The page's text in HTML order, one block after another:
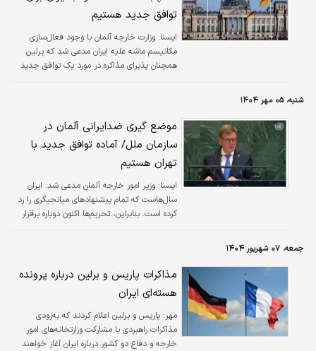
توافق جدید هستیم
ايسنا: وزارت خارجه آلمان با وجود فعال‌سازی
مکانیسم ماشه علیه ایران مدعی شد که برلین
همچنان پذیرای مذاکره در مورد یک توافق جدید
شنبه، ۰۵ مهر ۱۴۰۴
موضع گیری ضدایرانی آلمان در
سازمان ملل/ آماده توافق جدید با
تهران هستیم
ايسنا: وزیر امور خارجه آلمان مدعی شد: ایران
سال‌هاست که تمام پیشنهادهای میانجیگری را رد
کرده است. بنابراین، تحریم‌ها اکنون دوباره برقرار
جمعه، ۰۷ شهریور ۱۴۰۴
مذاکرات پاریس و برلین درباره پرونده
هسته‌ای ایران
مهر: پاریس و برلین اعلام کردند که به‌زودی
مذاکرات راهبردی با مشارکت وزارتخانه‌های امور
خارجه و دفاع دو کشور درباره ایران آغاز خواهند